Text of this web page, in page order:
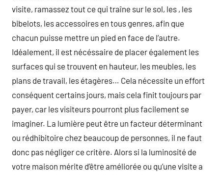
visite, ramassez tout ce qui traîne sur le sol, les , les
bibelots, les accessoires en tous genres, afin que
chacun puisse mettre un pied en face de l’autre.
Idéalement, il est nécéssaire de placer également les
surfaces qui se trouvent en hauteur, les meubles, les
plans de travail, les étagères… Cela nécessite un effort
conséquent certains jours, mais cela finit toujours par
payer, car les visiteurs pourront plus facilement se
imaginer. La lumière peut être un facteur déterminant
ou rédhibitoire chez beaucoup de personnes, il ne faut
donc pas négliger ce critère. Alors si la luminosité de
votre maison mérite d’être améliorée ou qu’une visite a